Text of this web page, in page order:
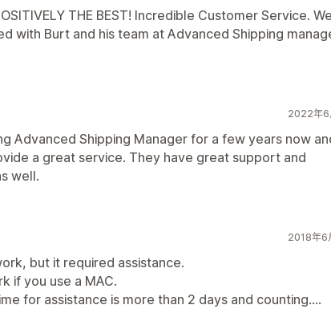
THE BEST! Incredible Customer Service.
with Burt and his team at Advanced Shipping
2022年6
Advanced Shipping Manager for a few years now
a great service. They have great support and
well.
2018年6
but it required assistance.
if you use a MAC.
for assistance is more than 2 days and counting....